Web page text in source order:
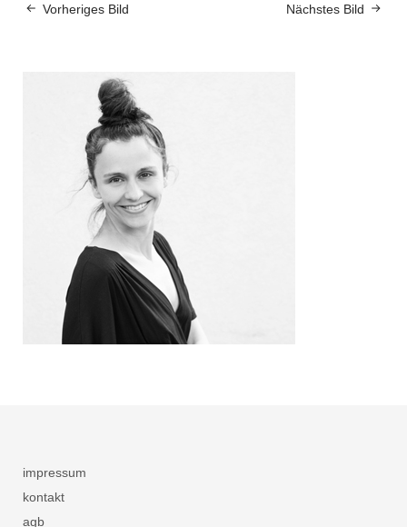
Nächstes Bild
Vorheriges Bild
impressum
kontakt
agb